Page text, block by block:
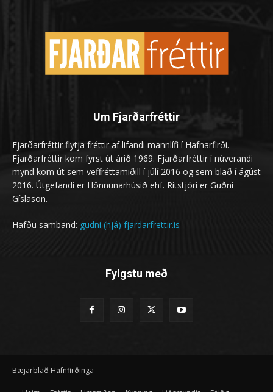
Um Fjarðarfréttir
Fjarðarfréttir flytja fréttir af lifandi mannlífi í Hafnarfirði.
Fjarðarfréttir kom fyrst út árið 1969. Fjarðarfréttir í núverandi
mynd kom út sem veffréttamiðill í júlí 2016 og sem blað í ágúst
2016. Útgefandi er Hönnunarhúsið ehf. Ritstjóri er Guðni
Gíslason.
Hafðu samband: gudni (hjá) fjardarfrettir.is
Fylgstu með
Bæjarblað Hafnfirðinga